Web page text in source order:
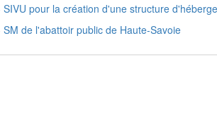
SIVU pour la création d'une structure
SM de l'abattoir public de Haute-Savoie